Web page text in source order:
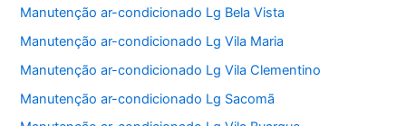
Manutenção ar-condicionado Lg Bela Vista
Manutenção ar-condicionado Lg Vila Maria
Manutenção ar-condicionado Lg Vila Clementino
Manutenção ar-condicionado Lg Sacomã